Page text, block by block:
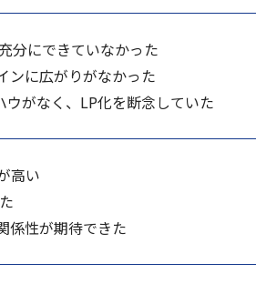
分にできていなかった
ンに広がりがなかった
がなく、LP化を断念していた
高い
係性が期待できた